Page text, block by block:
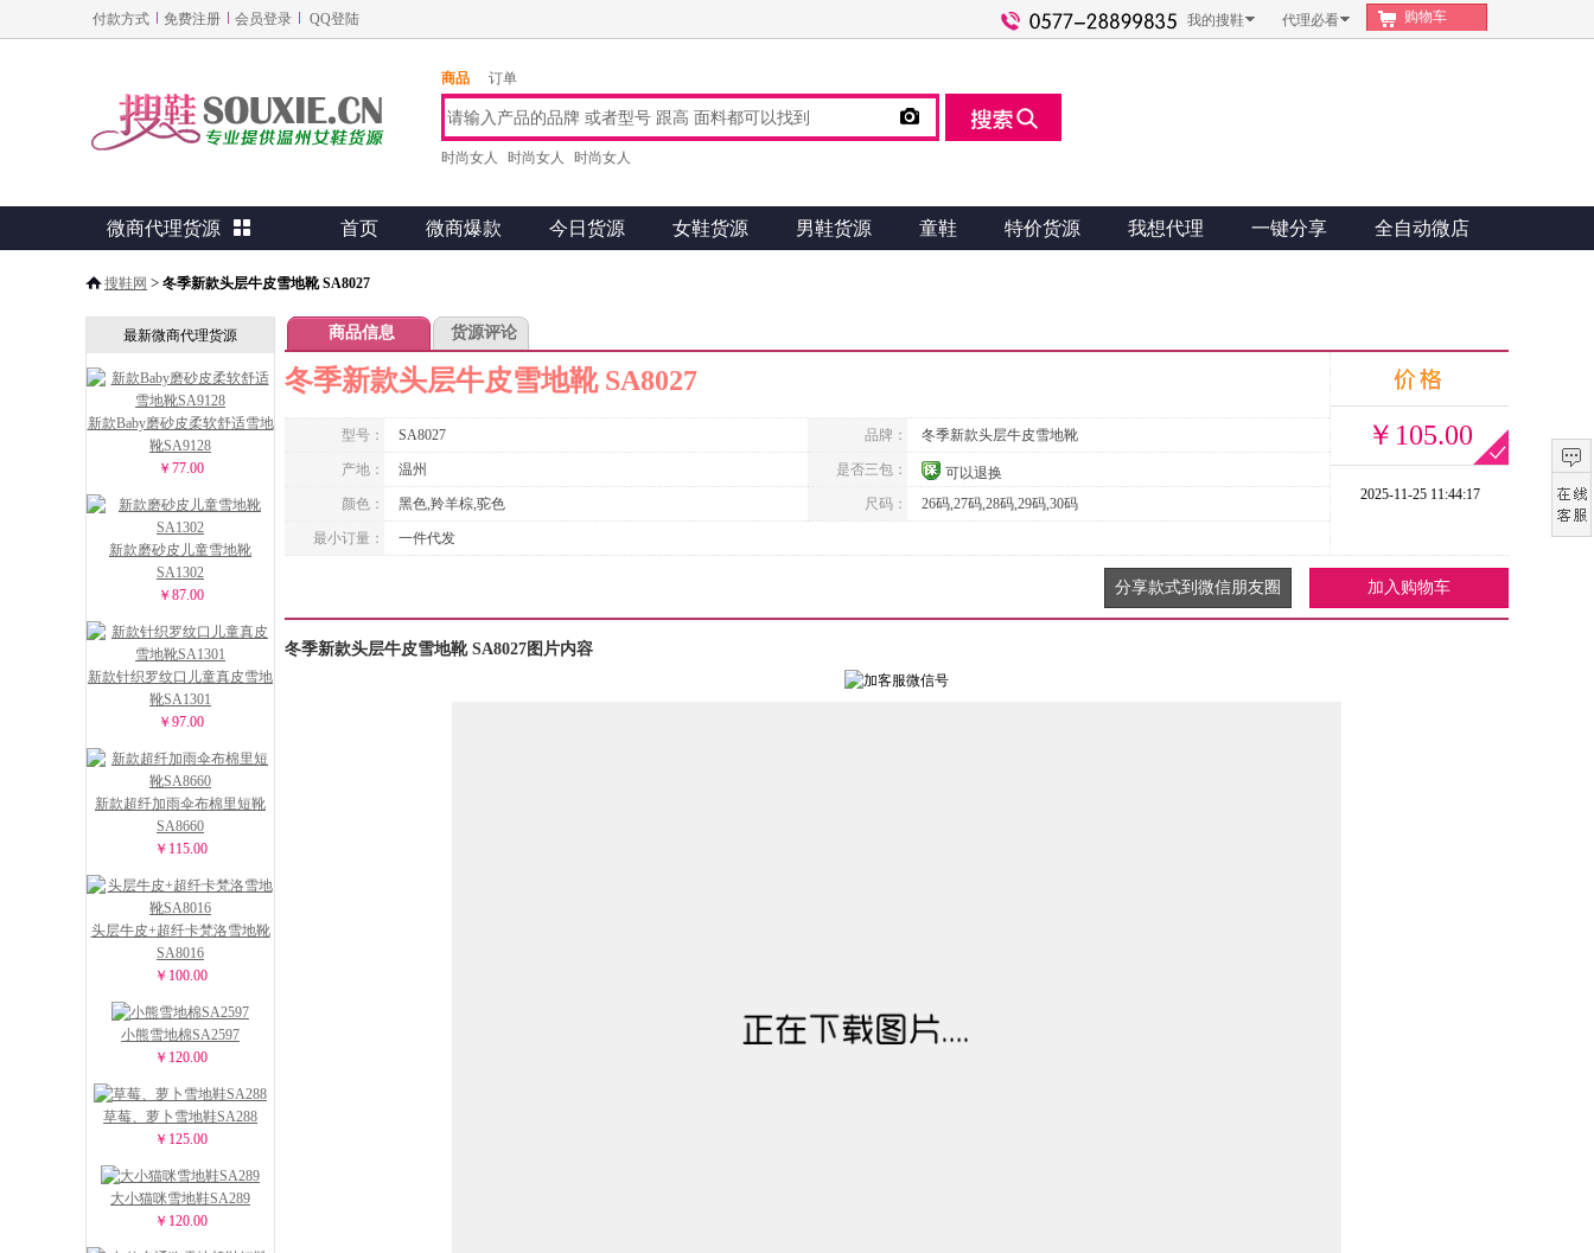
付款方式 免费注册 会员登录 QQ登陆 我的搜鞋 代理必看 购物车
商品 订单

时尚女人 时尚女人 时尚女人
微商代理货源  首页 微商爆款 今日货源 女鞋货源 男鞋货源 童鞋 特价货源 我想代理 一键分享 全自动微店
搜鞋网 > 冬季新款头层牛皮雪地靴 SA8027
最新微商代理货源
新款Baby磨砂皮柔软舒适雪地
靴SA9128
￥77.00
新款磨砂皮儿童雪地靴
SA1302
￥87.00
新款针织罗纹口儿童真皮雪地
靴SA1301
￥97.00
新款超纤加雨伞布棉里短靴
SA8660
￥115.00
头层牛皮+超纤卡梵洛雪地靴
SA8016
￥100.00
小熊雪地棉SA2597
￥120.00
草莓、萝卜雪地鞋SA288
￥125.00
大小猫咪雪地鞋SA289
￥120.00
商品信息 货源评论
冬季新款头层牛皮雪地靴 SA8027
￥105.00
2025-11-25 11:44:17
型号： SA8027 品牌： 冬季新款头层牛皮雪地靴
产地： 温州 是否三包：
可以退换
颜色：
黑色,羚羊棕,驼色 尺码： 26码,27码,28码,29码,30码
最小订量： 一件代发
加入购物车
分享款式到微信朋友圈
冬季新款头层牛皮雪地靴 SA8027图片内容